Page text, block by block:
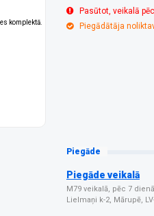
komplektā.
Pasūtot, veikalā
Piegādātāja
Piegāde
Piegāde veikalā
M79 veikalā, pēc 7
Lielmaņi k-2, Mārupē,